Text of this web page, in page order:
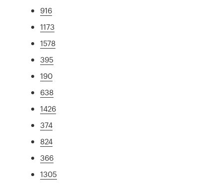
916
1173
1578
395
190
638
1426
374
824
366
1305